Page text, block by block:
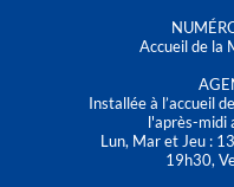
Accueil de la
Installée à l’accueil
l'après-midi
Lun, Mar et Jeu :
19h30,